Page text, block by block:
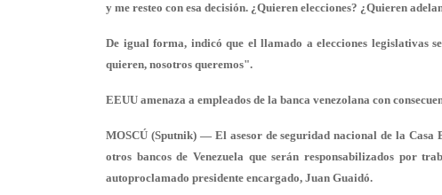
y me resteo con esa decisión. ¿Quieren elecciones? ¿Quieren
De igual forma, indicó que el llamado a elecciones legislativas
quieren, nosotros queremos".
EEUU amenaza a empleados de la banca venezolana con
MOSCÚ (Sputnik) — El asesor de seguridad nacional de la
otros bancos de Venezuela que serán responsabilizados por
autoproclamado presidente encargado, Juan Guaidó.